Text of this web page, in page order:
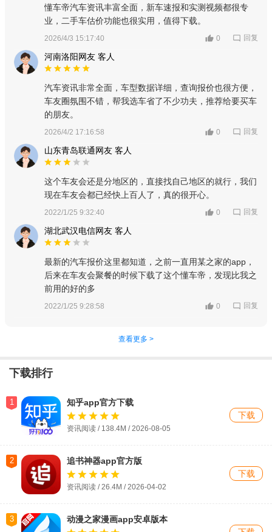
懂车帝汽车资讯丰富全面，新车速报和实测视频都很专
业，二手车估价功能也很实用，值得下载。
2026/4/3 15:17:40 0 回复
河南洛阳网友 客人
汽车资讯非常全面，车型数据详细，查询报价也很方便，
车友圈氛围不错，帮我选车省了不少功夫，推荐给要买车
的朋友。
2026/4/2 17:16:58 0 回复
山东青岛联通网友 客人
这个车友会还是分地区的，直接找自己地区的就行，我们
现在车友会都已经快上百人了，真的很开心。
2022/1/25 9:32:40 0 回复
湖北武汉电信网友 客人
最新的汽车报价这里都知道，之前一直用某之家的app，
后来在车友会聚餐的时候下载了这个懂车帝，发现比我之
前用的好的多
2022/1/25 9:28:58 0 回复
查看更多 >
下载排行
1 知乎app官方下载
资讯阅读 / 138.4M /2026-08-05
下载
2 追书神器app官方版
资讯阅读 / 26.4M / 2026-04-02
下载
3 动漫之家漫画app安卓版本